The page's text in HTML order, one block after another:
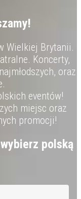
Wielkiej Brytanii.
Koncerty,
oraz
eventów!
miejsc oraz
promocji!
polską